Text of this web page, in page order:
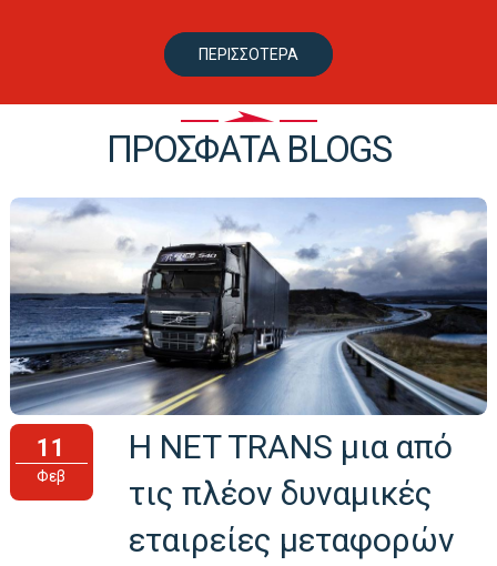
ΠΕΡΙΣΣΟΤΕΡΑ
ΠΡΟΣΦΑΤΑ BLOGS
11
Φεβ
Η NET TRANS μια από
τις πλέον δυναμικές
εταιρείες μεταφορών